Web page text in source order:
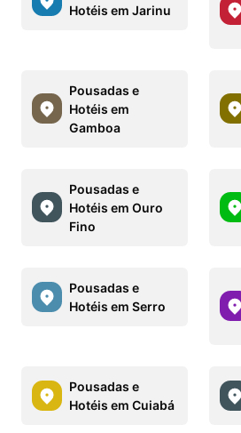
Hotéis em Jarinu
Pousadas e
Hotéis em
Gamboa
Pousadas e
Hotéis em Ouro
Fino
Pousadas e
Hotéis em Serro
Pousadas e
Hotéis em Cuiabá